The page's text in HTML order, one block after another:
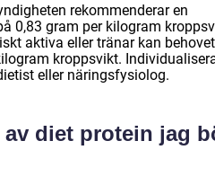
rekommenderar en
0,83 gram per kilogram
aktiva eller tränar kan
kroppsvikt.
eller näringsfysiolog.
diet protein jag